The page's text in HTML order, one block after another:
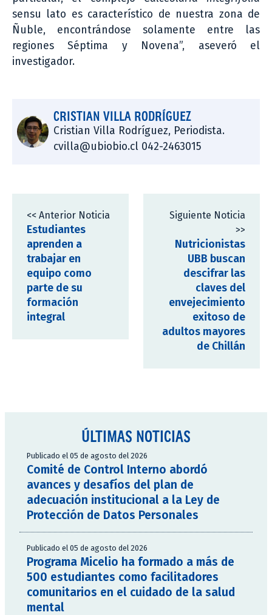
sensu lato es característico de nuestra zona de
Ñuble, encontrándose solamente entre las
regiones Séptima y Novena”, aseveró el
investigador.
CRISTIAN VILLA RODRÍGUEZ
Cristian Villa Rodríguez, Periodista.
cvilla@ubiobio.cl 042-2463015
<< Anterior Noticia
Estudiantes
aprenden a
trabajar en
equipo como
parte de su
formación
integral
Siguiente Noticia
>>
Nutricionistas
UBB buscan
descifrar las
claves del
envejecimiento
exitoso de
adultos mayores
de Chillán
ÚLTIMAS NOTICIAS
Publicado el 05 de agosto del 2026
Comité de Control Interno abordó
avances y desafíos del plan de
adecuación institucional a la Ley de
Protección de Datos Personales
Publicado el 05 de agosto del 2026
Programa Micelio ha formado a más de
500 estudiantes como facilitadores
comunitarios en el cuidado de la salud
mental